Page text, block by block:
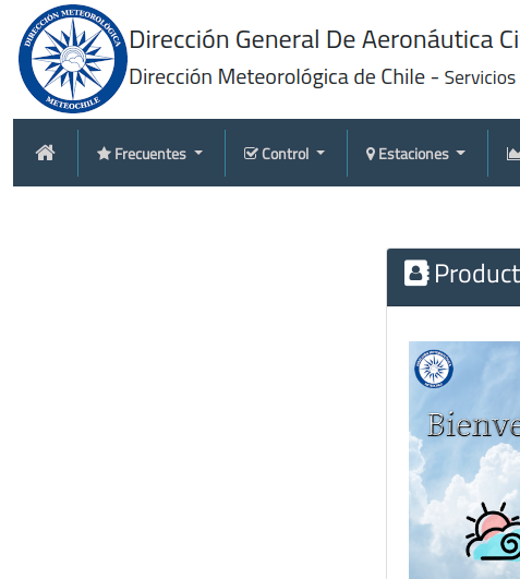
Frecuentes Control Estaciones